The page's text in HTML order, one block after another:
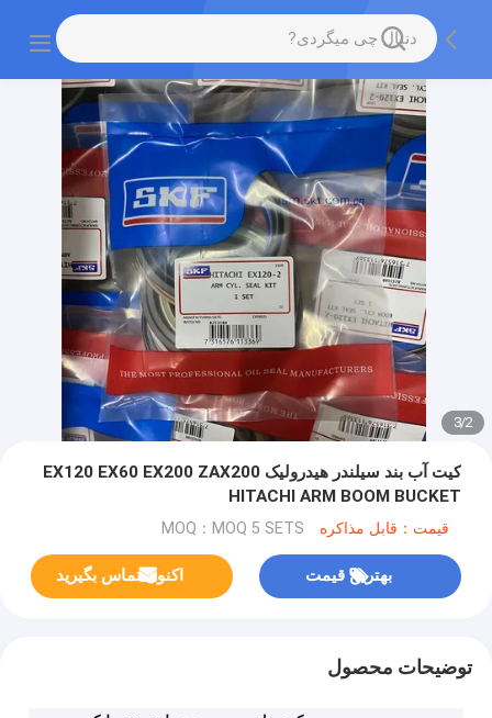
2
/
3
کیت آب بند سیلندر هیدرولیک EX120 EX60 EX200 ZAX200
HITACHI ARM BOOM BUCKET
قیمت：قابل مذاکره MOQ：MOQ 5 SETS
بهترین قیمت اکنون تماس بگیرید
توضیحات محصول